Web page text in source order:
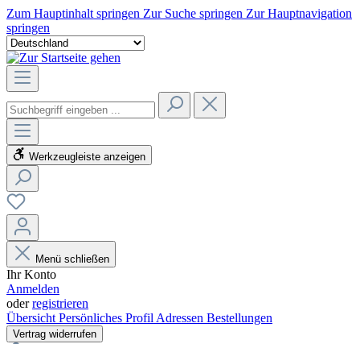
Zum Hauptinhalt springen Zur Suche springen Zur Hauptnavigation
springen
Werkzeugleiste anzeigen
Menü schließen
Ihr Konto
Anmelden
oderregistrieren
Übersicht Persönliches Profil Adressen Bestellungen
Vertrag widerrufen